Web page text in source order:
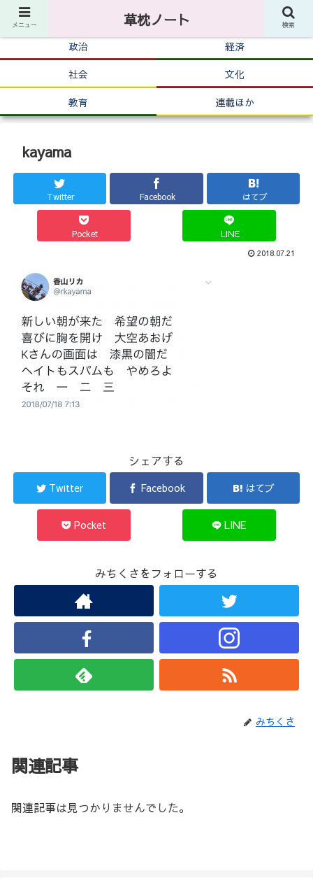
政治
経済
社会
文化
教育
連載ほか
kayama
Twitter Facebook はてブ
Pocket LINE
2018.07.21
シェアする
Twitter Facebook はてブ
Pocket LINE
みちくさをフォローする
みちくさ
関連記事
関連記事は見つかりませんでした。
メニュー 草枕ノート 検索